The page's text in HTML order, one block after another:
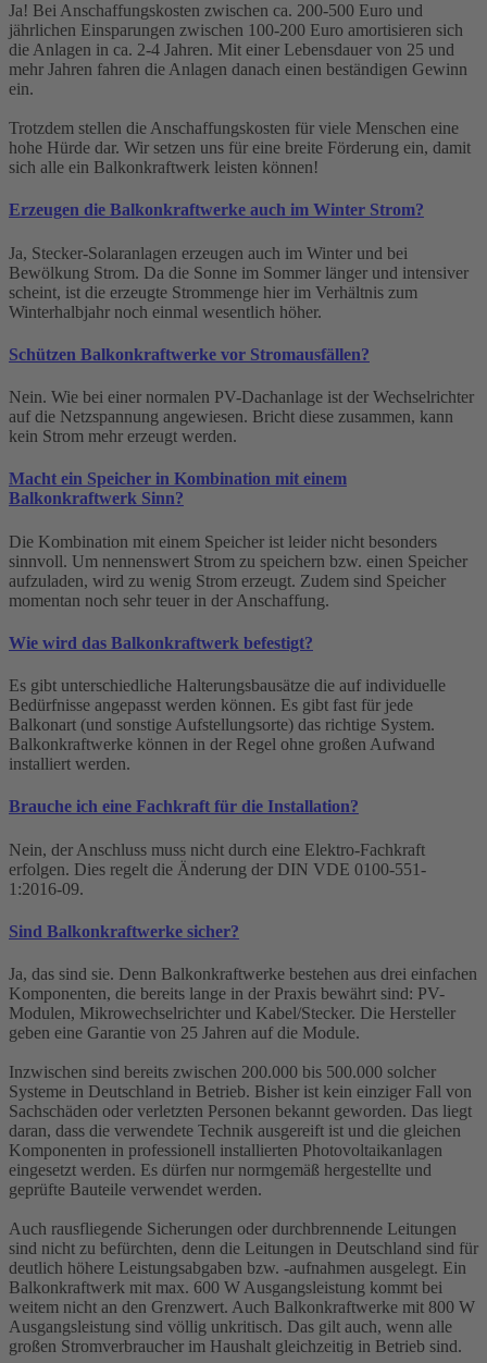
Ja! Bei Anschaffungskosten zwischen ca. 200-500 Euro und
jährlichen Einsparungen zwischen 100-200 Euro amortisieren sich
die Anlagen in ca. 2-4 Jahren. Mit einer Lebensdauer von 25 und
mehr Jahren fahren die Anlagen danach einen beständigen Gewinn
ein.
Trotzdem stellen die Anschaffungskosten für viele Menschen eine
hohe Hürde dar. Wir setzen uns für eine breite Förderung ein, damit
sich alle ein Balkonkraftwerk leisten können!
Erzeugen die Balkonkraftwerke auch im Winter Strom?
Ja, Stecker-Solaranlagen erzeugen auch im Winter und bei
Bewölkung Strom. Da die Sonne im Sommer länger und intensiver
scheint, ist die erzeugte Strommenge hier im Verhältnis zum
Winterhalbjahr noch einmal wesentlich höher.
Schützen Balkonkraftwerke vor Stromausfällen?
Nein. Wie bei einer normalen PV-Dachanlage ist der Wechselrichter
auf die Netzspannung angewiesen. Bricht diese zusammen, kann
kein Strom mehr erzeugt werden.
Macht ein Speicher in Kombination mit einem
Balkonkraftwerk Sinn?
Die Kombination mit einem Speicher ist leider nicht besonders
sinnvoll. Um nennenswert Strom zu speichern bzw. einen Speicher
aufzuladen, wird zu wenig Strom erzeugt. Zudem sind Speicher
momentan noch sehr teuer in der Anschaffung.
Wie wird das Balkonkraftwerk befestigt?
Es gibt unterschiedliche Halterungsbausätze die auf individuelle
Bedürfnisse angepasst werden können. Es gibt fast für jede
Balkonart (und sonstige Aufstellungsorte) das richtige System.
Balkonkraftwerke können in der Regel ohne großen Aufwand
installiert werden.
Brauche ich eine Fachkraft für die Installation?
Nein, der Anschluss muss nicht durch eine Elektro-Fachkraft
erfolgen. Dies regelt die Änderung der DIN VDE 0100-551-
1:2016-09.
Sind Balkonkraftwerke sicher?
Ja, das sind sie. Denn Balkonkraftwerke bestehen aus drei einfachen
Komponenten, die bereits lange in der Praxis bewährt sind: PV-
Modulen, Mikrowechselrichter und Kabel/Stecker. Die Hersteller
geben eine Garantie von 25 Jahren auf die Module.
Inzwischen sind bereits zwischen 200.000 bis 500.000 solcher
Systeme in Deutschland in Betrieb. Bisher ist kein einziger Fall von
Sachschäden oder verletzten Personen bekannt geworden. Das liegt
daran, dass die verwendete Technik ausgereift ist und die gleichen
Komponenten in professionell installierten Photovoltaikanlagen
eingesetzt werden. Es dürfen nur normgemäß hergestellte und
geprüfte Bauteile verwendet werden.
Auch rausfliegende Sicherungen oder durchbrennende Leitungen
sind nicht zu befürchten, denn die Leitungen in Deutschland sind für
deutlich höhere Leistungsabgaben bzw. -aufnahmen ausgelegt. Ein
Balkonkraftwerk mit max. 600 W Ausgangsleistung kommt bei
weitem nicht an den Grenzwert. Auch Balkonkraftwerke mit 800 W
Ausgangsleistung sind völlig unkritisch. Das gilt auch, wenn alle
großen Stromverbraucher im Haushalt gleichzeitig in Betrieb sind.